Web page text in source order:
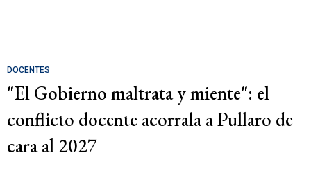
DOCENTES
"El Gobierno maltrata y miente": el
conflicto docente acorrala a Pullaro de
cara al 2027